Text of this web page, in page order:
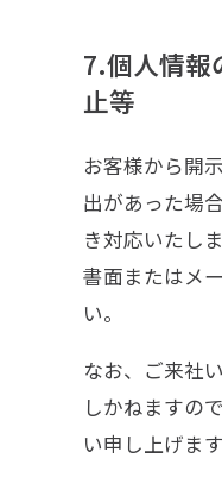
7.個人情報
止等
お客様から開
出があった場
き対応いたし
書面またはメ
い。
なお、ご来社
しかねますの
い申し上げます